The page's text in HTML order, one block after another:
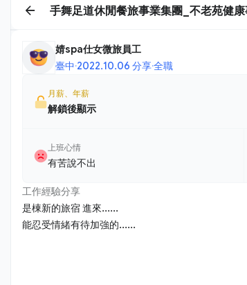
手舞足道休閒餐旅事業集團_不老苑健康
婧spa仕女微旅員工
臺中·2022.10.06 分享·全職
月薪、年薪
解鎖後顯示
上班心情
有苦說不出
工作經驗分享
是棟新的旅宿 進來......
能忍受情緒有待加強的......